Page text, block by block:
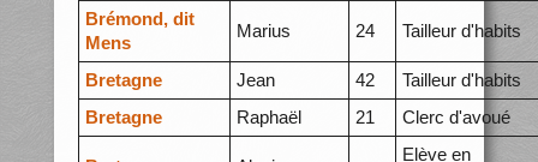
Brémond, dit
Mens
Marius 24 Tailleur d'habits
Bretagne Jean 42
Tailleur d'habits
Bretagne
Raphaël 21 Clerc d'avoué
Elève en